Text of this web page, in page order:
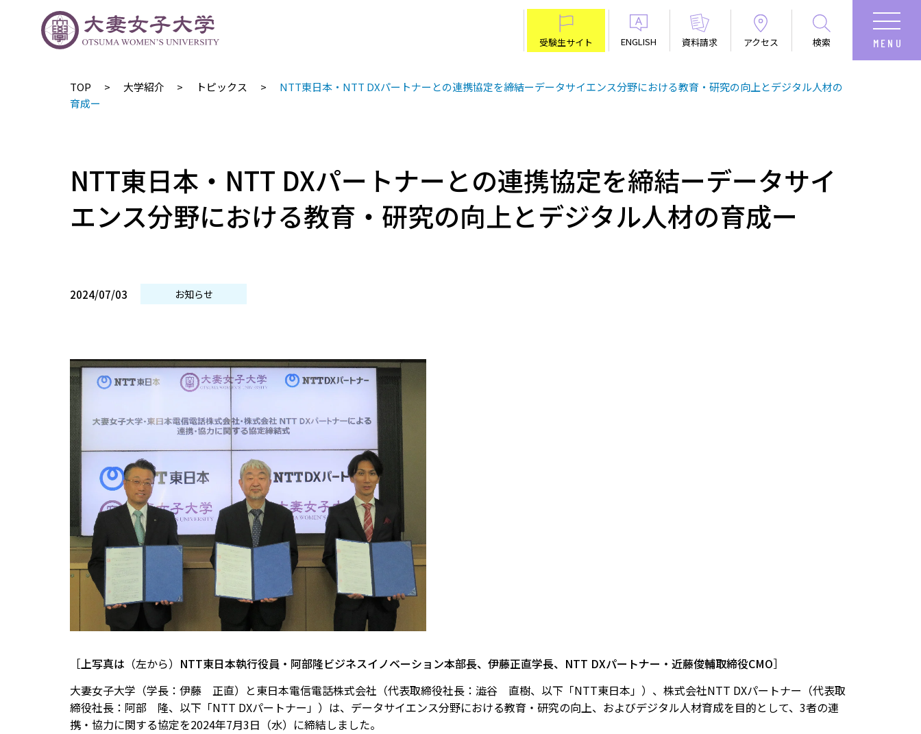
受験生サイト ENGLISH 資料請求 アクセス 検索
TOP 大学紹介 トピックス
NTT東日本・NTT DXパートナーとの連携協定を締結ーデータサイエンス分野における教育・研究の向上とデジタル人材の
育成ー
NTT東日本・NTT DXパートナーとの連携協定を締結ーデータサイ
エンス分野における教育・研究の向上とデジタル人材の育成ー
2024/07/03 お知らせ
［上写真は （左から） NTT東日本執行役員・阿部隆ビジネスイノベーション本部長、伊藤正直学長、NTT DXパートナー・近藤俊輔取締役CMO］
大妻女子大学（学長：伊藤 正直）と東日本電信電話株式会社（代表取締役社長：澁谷 直樹、以下「NTT東日本」）、株式会社NTT DXパートナー（代表取
締役社長：阿部 隆、以下「NTT DXパートナー」）は、データサイエンス分野における教育・研究の向上、およびデジタル人材育成を目的として、3者の連
携・協力に関する協定を2024年7月3日（水）に締結しました。